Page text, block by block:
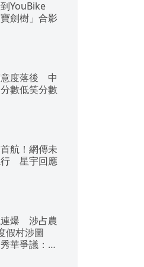
YouBike
劍樹」合影
意度落後 中
數低笑分數
航！網傳未
行 星宇回應
連爆 涉占農
假村涉圖
華爭議：概